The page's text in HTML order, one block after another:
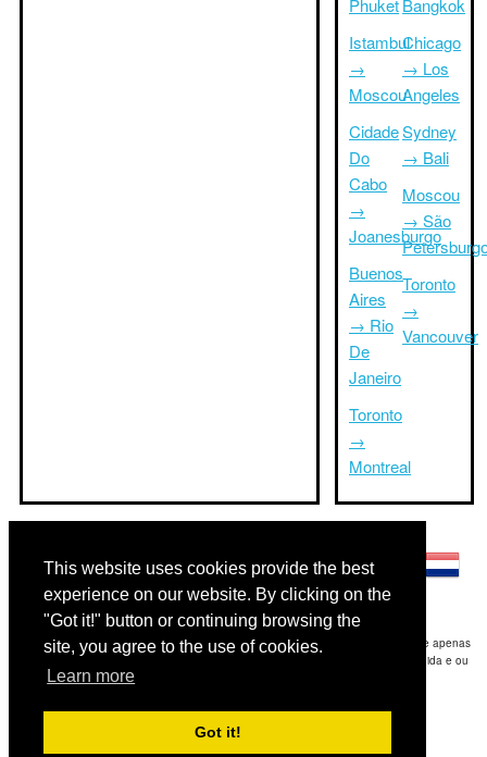
This website uses cookies provide the best
experience on our website. By clicking on the
"Got it!" button or continuing browsing the
site, you agree to the use of cookies.
Learn more
Got it!
Phuket
Istambul
→
Moscou
Cidade
Do
Cabo
→
Joanesburgo
Buenos
Aires
→ Rio
De
Janeiro
Toronto
→
Montreal
Bangkok
Chicago
→ Los
Angeles
Sydney
→ Bali
Moscou
→ São
Toronto
→
Vancouver
Disclaimer: As informações apresentadas neste site é a nossa melhor estimativa e apenas
para sua referência.Triptimeto.com não se responsabiliza por qualquer atraso de ida e ou
consequentes danos / resultou das informações fornecidas.
Copyright 2015-2026
Contact Usfor feedback.